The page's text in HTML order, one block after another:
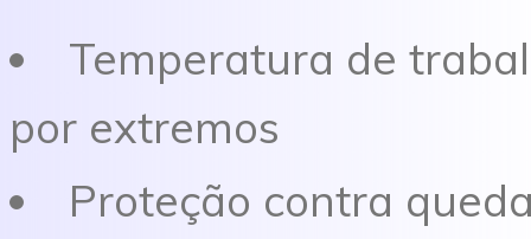
Temperatura de
por extremos
Proteção contra